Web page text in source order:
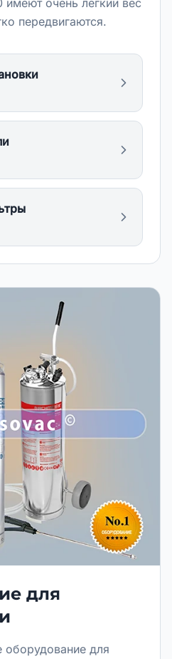
имеют очень лёгкий вес
передвигаются.
для
оборудование для